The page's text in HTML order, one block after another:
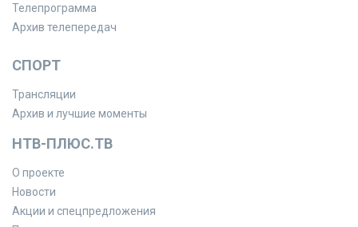
Телепрограмма
Архив телепередач
СПОРТ
Трансляции
Архив и лучшие моменты
НТВ-ПЛЮС.ТВ
О проекте
Новости
Акции и спецпредложения